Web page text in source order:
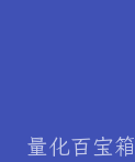
量化百宝箱